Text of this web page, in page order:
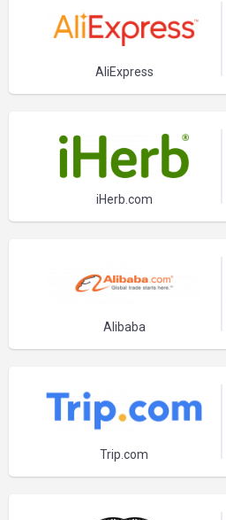
AliExpress
iHerb.com
Alibaba
Trip.com